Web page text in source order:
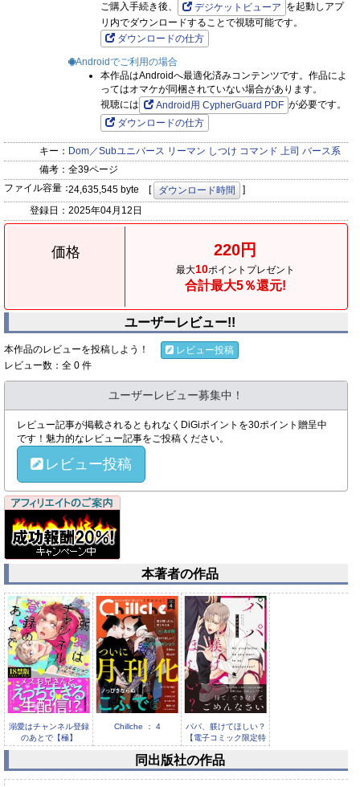
ご購入手続き後、
デジケットビューア を起動しアプ
リ内でダウンロードすることで視聴可能です。
ダウンロードの仕方
Androidでご利用の場合
本作品はAndroidへ最適化済みコンテンツです。作品によ
ってはオマケが同梱されていない場合があります。
視聴には
Android用 CypherGuard PDF が必要です。
ダウンロードの仕方
キー： Dom／Subユニバース リーマン しつけ コマンド 上司 バース系
備考： 全39ページ
ファイル容量：24,635,545 byte [ ダウンロード時間
]
登録日： 2025年04月12日
価格 220円
最大10ポイントプレゼント
合計最大5％還元!
ユーザーレビュー!!
本作品のレビューを投稿しよう！
レビュー投稿
レビュー数：全 0 件
ユーザーレビュー募集中！
レビュー記事が掲載されるともれなくDiGiポイントを30ポイント贈呈中
です！魅力的なレビュー記事をご投稿ください。
レビュー投稿
本著者の作品
溺愛はチャンネル登録
のあとで【極】
Chillche ： 4
パパ、躾けてほしい？
【電子コミック限定特
典付き...
同出版社の作品